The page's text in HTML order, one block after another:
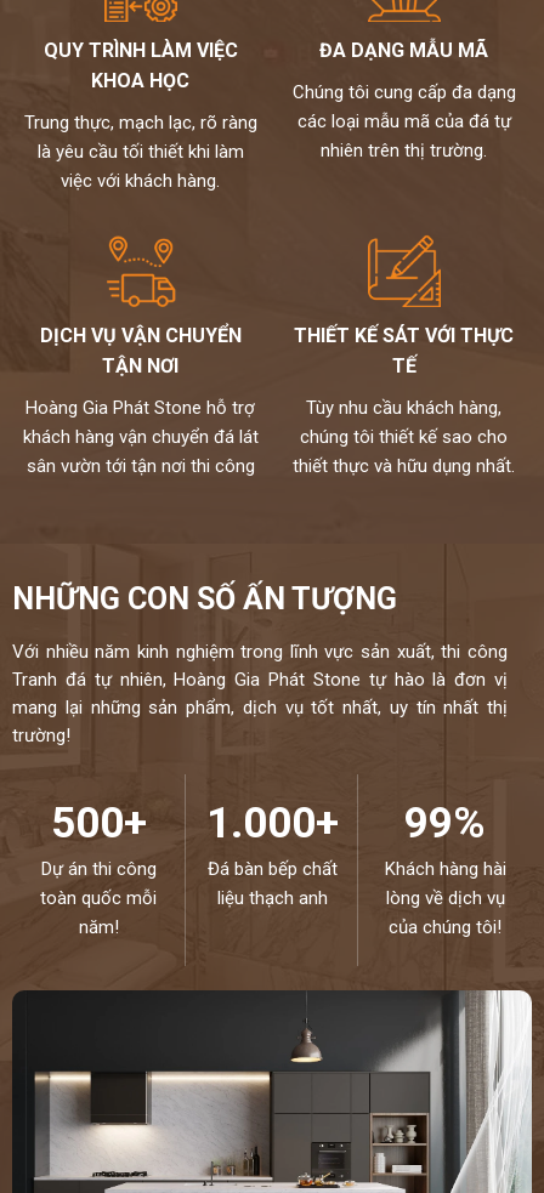
nhạt, trắng bạc (tương khắc)
Đối với gia chủ mệnh Thủy: nên chọn tranh đá màu trắng, ghi,
xám (tương sinh), xanh lam từ đậm đến nhạt. Tránh vàng, nâu
đất, nâu đậm (tương khắc).
Đối với gia chủ mệnh Hỏa: nên chọn đỏ, xanh lá cây, cam (tương
sinh), tránh đen, xanh biển sẫm, xám.
Đối với gia chủ mệnh Thổ: nên chọn tranh đá màu đỏ, tím, hồng,
kho đá hoàng gia phát là nhà phân phối và thi công đá tự nhiên
chuyên nghiệp. Hiện nay, chúng tôi đang sở hữu bộ sưu tập
tranh đá tự nhiên ốp tường cao cấp với nhiều mẫu mã độc đáo
và kích thước đa dạng. Toàn bộ đều được nhập khẩu trực tiếp từ
các nhà cung cấp hàng đầu thế giới và kiểm định kỹ lưỡng theo
một quy trình chuyên nghiệp.
Mọi nhu cầu, xin vui lòng liên hệ Hotline 0972101656 -
QUY TRÌNH LÀM VIỆC
KHOA HỌC
Trung thực, mạch lạc, rõ ràng
là yêu cầu tối thiết khi làm
việc với khách hàng.
ĐA DẠNG MẪU MÃ
Chúng tôi cung cấp đa dạng
các loại mẫu mã của đá tự
nhiên trên thị trường.
DỊCH VỤ VẬN CHUYỂN
TẬN NƠI
Hoàng Gia Phát Stone hỗ trợ
khách hàng vận chuyển đá lát
sân vườn tới tận nơi thi công
THIẾT KẾ SÁT VỚI THỰC
TẾ
Tùy nhu cầu khách hàng,
chúng tôi thiết kế sao cho
thiết thực và hữu dụng nhất.
NHỮNG CON SỐ ẤN TƯỢNG
Với nhiều năm kinh nghiệm trong lĩnh vực sản xuất, thi công
Tranh đá tự nhiên, Hoàng Gia Phát Stone tự hào là đơn vị
mang lại những sản phẩm, dịch vụ tốt nhất, uy tín nhất thị
trường!
500+
Dự án thi công
toàn quốc mỗi
năm!
1.000+
Đá bàn bếp chất
liệu thạch anh
99%
Khách hàng hài
lòng về dịch vụ
của chúng tôi!